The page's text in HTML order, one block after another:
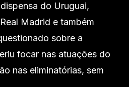
do Uruguai,
Madrid e também
sobre a
focar nas atuações do
nas eliminatórias, sem